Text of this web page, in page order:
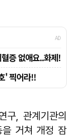
구, 관계기관의
을 거쳐 개정 잠